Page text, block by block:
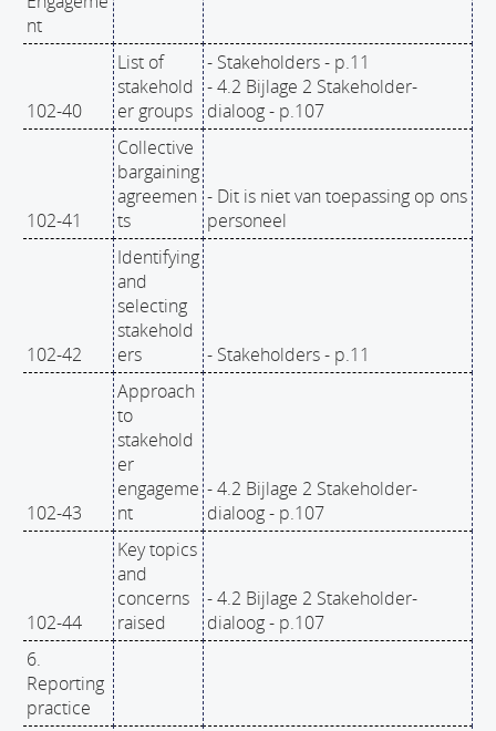
nt
102-40
List of
stakehold
er groups
- Stakeholders - p.11
- 4.2 Bijlage 2 Stakeholder-
dialoog - p.107
102-41
Collective
bargaining
agreemen
ts
- Dit is niet van toepassing op ons
personeel
102-42
Identifying
and
selecting
stakehold
ers
- Stakeholders - p.11
102-43
Approach
to
stakehold
er
engageme
nt
- 4.2 Bijlage 2 Stakeholder-
dialoog - p.107
102-44
Key topics
and
concerns
raised
- 4.2 Bijlage 2 Stakeholder-
dialoog - p.107
6.
Reporting
practice